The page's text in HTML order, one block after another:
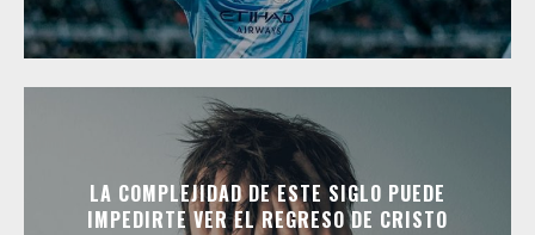
LA COMPLEJIDAD DE ESTE SIGLO PUEDE
IMPEDIRTE VER EL REGRESO DE CRISTO